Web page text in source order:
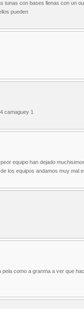
tunas con bases llenas con un
pueden
camaguey 1
equipo han dejado
los equipos andamos muy mal
como a granma a ver que